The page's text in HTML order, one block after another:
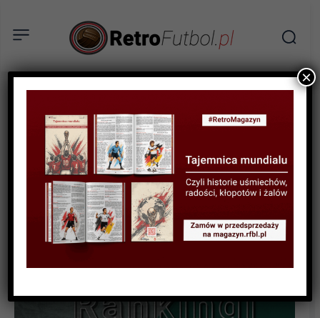
RANKINGI
10 ciekawostek o których
nie miałeś pojęcia
×